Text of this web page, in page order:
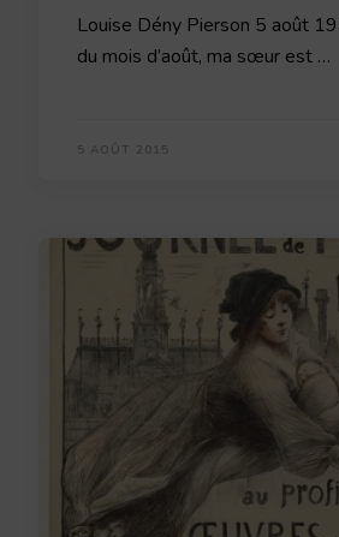
Louise Dény Pierson 5 août
du mois d’août, ma sœur est …